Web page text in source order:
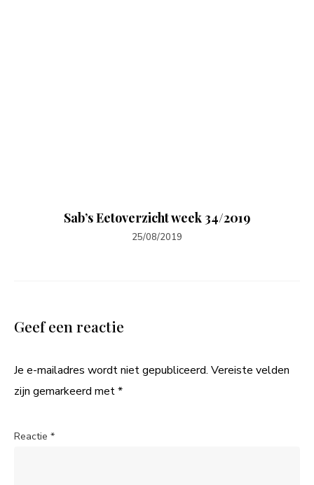
Sab’s Eetoverzicht week 34/2019
25/08/2019
Geef een reactie
Je e-mailadres wordt niet gepubliceerd. Vereiste velden
zijn gemarkeerd met*
Reactie *